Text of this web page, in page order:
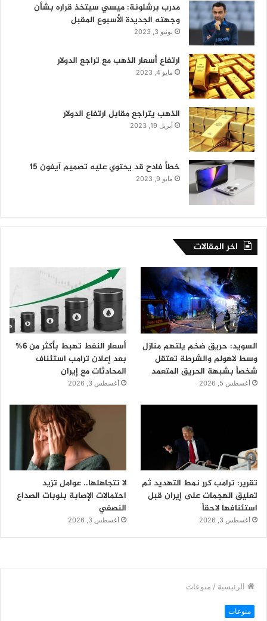
مدرب برشلونة: ميسي سيتخذ قراره بشأن
وجهته الجديدة الأسبوع المقبل
يونيو 3, 2023
ارتفاع أسعار الذهب مع تراجع الدولار
مايو 4, 2023
الذهب يتراجع مقابل ارتفاع الدولار
أبريل 19, 2023
خطأ فادح قد يحتوي عليه تصميم آيفون 15
مايو 9, 2023
اخر المقالات
السويد: حريق ضخم يلتهم منازل
وسط لاهولم والشرطة تعتقل
شخصاً بشبهة الحريق المتعمد
أغسطس 5, 2026
أسعار النفط تهبط بأكثر من 6%
بعد إعلان ترامب استئناف
المحادثات مع إيران
أغسطس 3, 2026
تقرير: ترامب كرر نمط التهديد ثم
تعليق الهجمات على إيران قبل
استئنافها لاحقاً
أغسطس 3, 2026
لا تتجاهلها.. عوامل تزيد
احتمالات الإصابة بنوبات الصداع
النصفي
أغسطس 3, 2026